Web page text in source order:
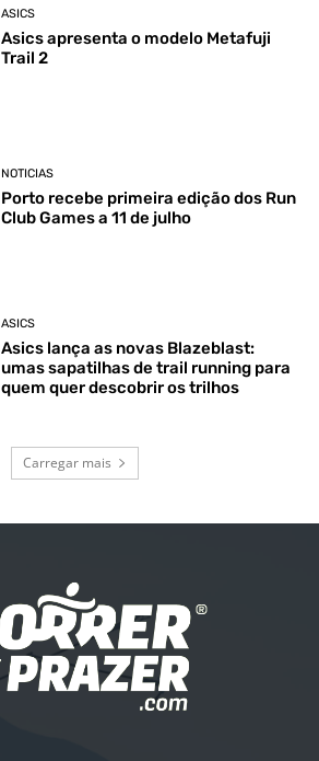
ASICS
Asics apresenta o modelo Metafuji
Trail 2
NOTICIAS
Porto recebe primeira edição dos Run
Club Games a 11 de julho
ASICS
Asics lança as novas Blazeblast:
umas sapatilhas de trail running para
quem quer descobrir os trilhos
Carregar mais